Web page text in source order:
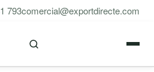
793comercial@exportdirecte.com